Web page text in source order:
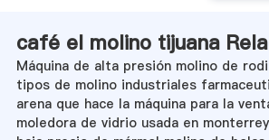
café el molino tijuana
Máquina de alta presión molino de
tipos de molino industriales
arena que hace la máquina para la
moledora de vidrio usada en